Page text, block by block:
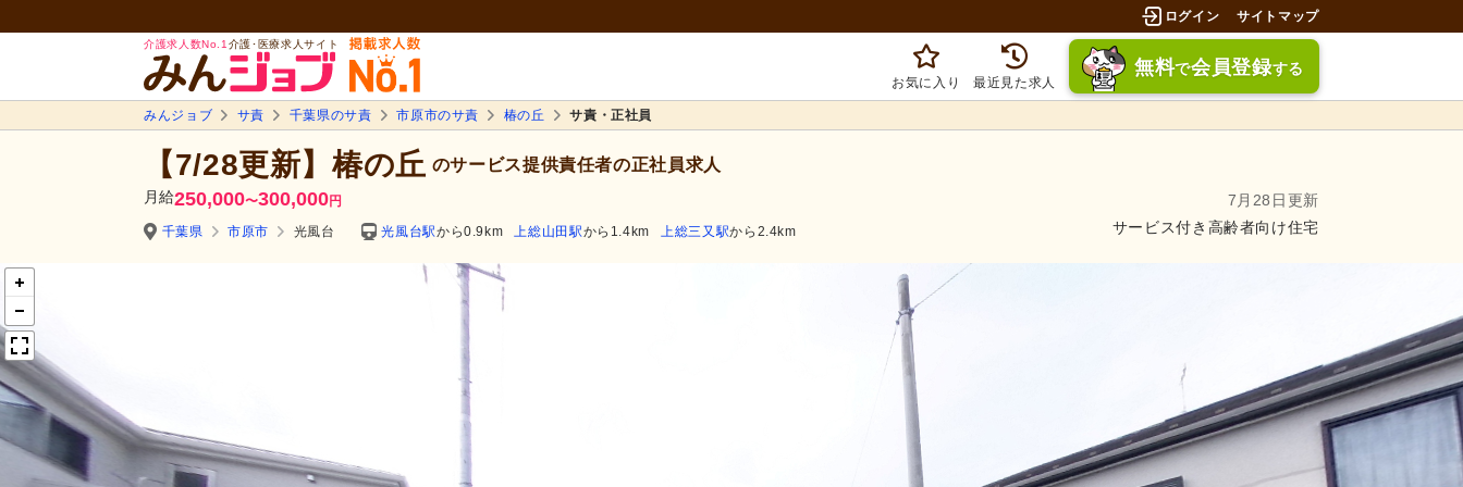
ログイン サイトマップ
介護求人数No.1 介護･医療求人サイト
お気に入り 最近見た求人
無料で会員登録する
みんジョブ サ責 千葉県のサ責 市原市のサ責 椿の丘 サ責・正社員
【7/28更新】椿の丘 のサービス提供責任者の正社員求人
月給250,000〜300,000円
7月28日更新
サービス付き高齢者向け住宅
千葉県 市原市 光風台 光風台駅から0.9km 上総山田駅から1.4km 上総三又駅から2.4km